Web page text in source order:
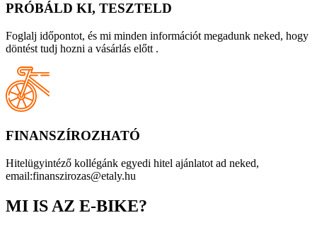
PRÓBÁLD KI, TESZTELD
Foglalj időpontot, és mi minden információt megadunk neked, hogy
döntést tudj hozni a vásárlás előtt .
FINANSZÍROZHATÓ
Hitelügyintéző kollégánk egyedi hitel ajánlatot ad neked,
email:finanszirozas@etaly.hu
MI IS AZ E-BIKE?